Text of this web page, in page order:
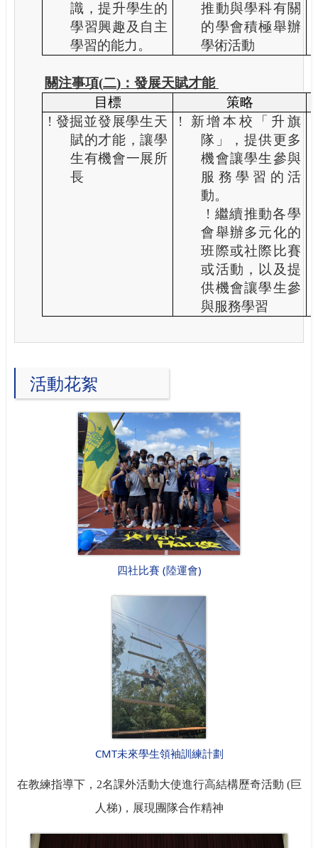
識，提升學生的
學習興趣及自主
學習的能力。
推動與學科有關
的學會積極舉辦
學術活動
關注事項(二) ：發展天賦才能
目標
策略
! 發掘並發展學生天
賦的才能，讓學
生有機會一展所
長
!
新增本校「升旗
隊」，提供更多
機會讓學生參與
服務學習的活
動。
! 繼續推動各學
會舉辦多元化的
班際或社際比賽
或活動，以及提
供機會讓學生參
與服務學習
活動花絮
四社比賽 (陸運會)
CMT未來學生領袖訓練計劃
在教練指導下， 2名課外活動大使進行高結構歷奇活動 (巨
人梯)，展現團隊合作精神